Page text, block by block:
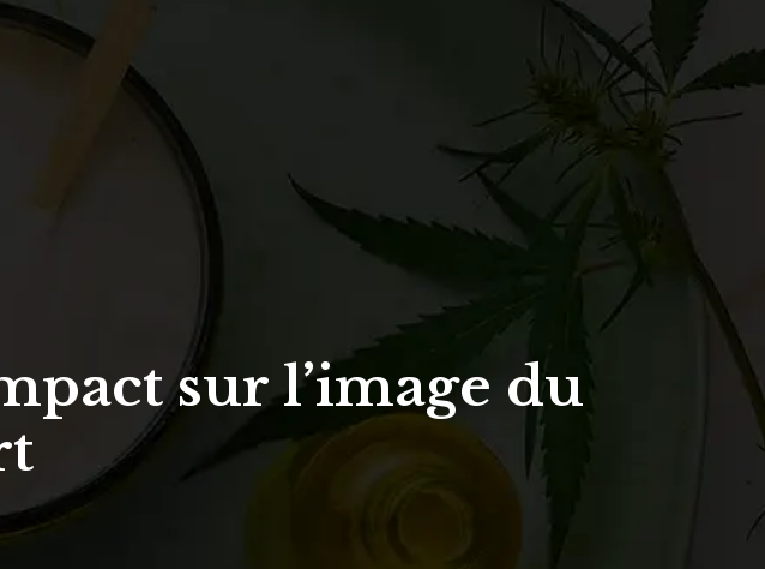
sur l’image du